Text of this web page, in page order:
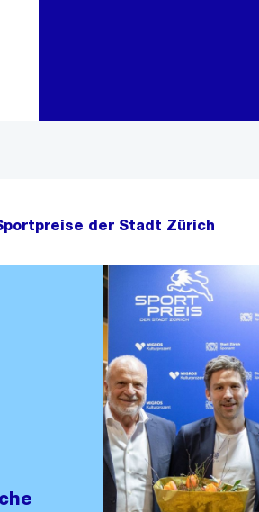
der Stadt Zürich